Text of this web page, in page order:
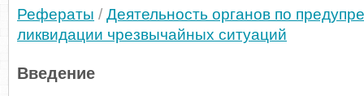
Рефераты / Деятельность органов по
ликвидации чрезвычайных ситуаций
Введение